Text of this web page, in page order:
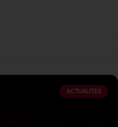
ACTUALITÉS